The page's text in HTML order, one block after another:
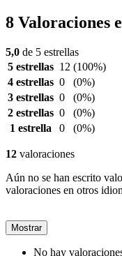
8 Valoraciones
5,0 de 5 estrellas
5 estrellas 12 (100%)
4 estrellas 0
(0%)
3 estrellas 0
(0%)
2 estrellas 0
(0%)
1 estrella
0 (0%)
12 valoraciones
Aún no se han escrito
valoraciones en otros
Mostrar
No hay